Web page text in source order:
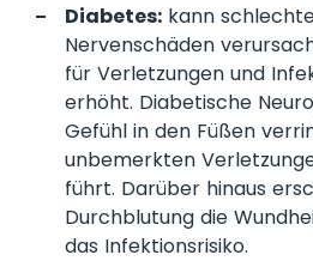
Diabetes: kann
Nervenschäden
für Verletzungen und
erhöht. Diabetische
Gefühl in den Füßen
unbemerkten
führt. Darüber hinaus
Durchblutung die
das Infektionsrisiko.